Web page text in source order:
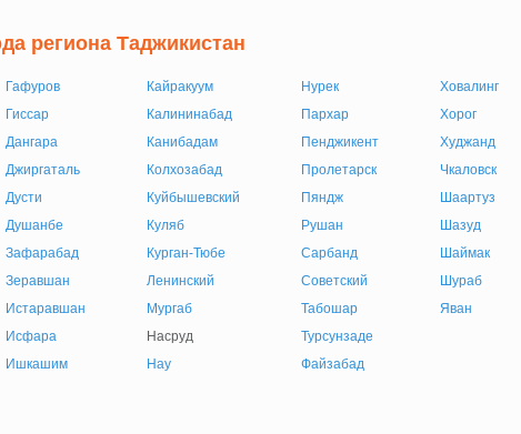
региона Таджикистан
Гафуров
Гиссар
Дангара
Джиргаталь
Дусти
Душанбе
Зафарабад
Зеравшан
Истаравшан
Исфара
Ишкашим
Кайракуум
Калининабад
Канибадам
Колхозабад
Куйбышевский
Куляб
Курган-Тюбе
Ленинский
Мургаб
Насруд
Нау
Нурек
Пархар
Пенджикент
Пролетарск
Пяндж
Рушан
Сарбанд
Советский
Табошар
Турсунзаде
Файзабад
Ховалинг
Хорог
Худжанд
Чкаловск
Шаартуз
Шазуд
Шаймак
Шураб
Яван